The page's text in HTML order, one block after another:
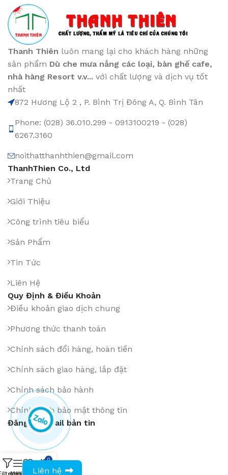
Thanh Thiên luôn mang lại cho khách hàng những
sản phẩm Dù che mưa nắng các loại, bàn ghế cafe,
nhà hàng Resort v.v... với chất lượng và dịch vụ tốt
nhất
872 Hương Lộ 2 , P. Bình Trị Đông A, Q. Bình Tân
Phone: (028) 36.010.299 - 0913100219 - (028)
6267.3160
noithatthanhthien@gmail.com
ThanhThien Co., Ltd
Trang Chủ
Giới Thiệu
Công trình tiêu biểu
Sản Phẩm
Tin Tức
Liên Hệ
Quy Định & Điều Khoản
Điều khoản giao dịch chung
Phương thức thanh toán
Chính sách đổi hàng, hoàn tiền
Chính sách giao hàng, lắp đặt
Chính sách bảo hành
Chính sách bảo mật thông tin
Đăng ký Email bản tin
Cài App trên:
0
Liên hệ
0943594386